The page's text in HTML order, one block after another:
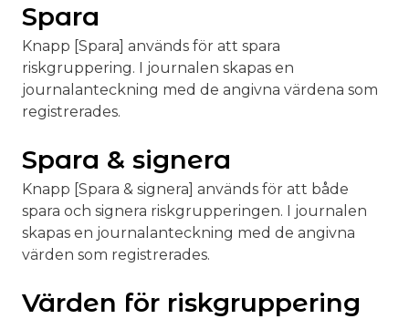
Spara
Knapp [Spara] används för att spara
riskgruppering. I journalen skapas en
journalanteckning med de angivna värdena som
registrerades.
Spara & signera
Knapp [Spara & signera] används för att både
spara och signera riskgrupperingen. I journalen
skapas en journalanteckning med de angivna
värden som registrerades.
Värden för riskgruppering